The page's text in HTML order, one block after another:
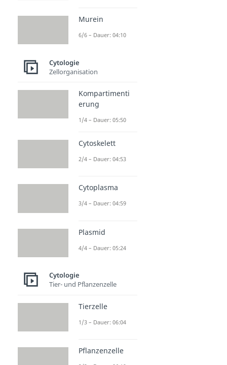
Murein
6/6 – Dauer: 04:10
Cytologie
Zellorganisation
Kompartimenti
erung
1/4 – Dauer: 05:50
Cytoskelett
2/4 – Dauer: 04:53
Cytoplasma
3/4 – Dauer: 04:59
Plasmid
4/4 – Dauer: 05:24
Cytologie
Tier- und Pflanzenzelle
Tierzelle
1/3 – Dauer: 06:04
Pflanzenzelle